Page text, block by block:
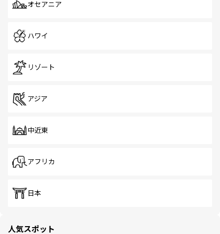
オセアニア
ハワイ
リゾート
アジア
中近東
アフリカ
日本
人気スポット